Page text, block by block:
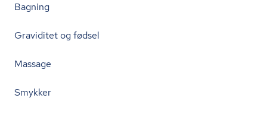
Bagning
Graviditet og fødsel
Massage
Smykker